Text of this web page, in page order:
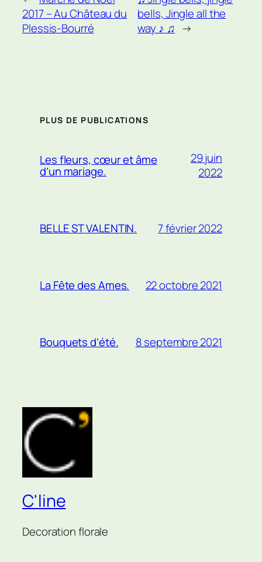
2017 – Au Château du
Plessis-Bourré
bells, Jingle all the
way ♪ ♫ →
PLUS DE PUBLICATIONS
Les fleurs, cœur et âme
d’un mariage.
29 juin
2022
BELLE ST VALENTIN. 7 février 2022
La Fête des Ames. 22 octobre 2021
Bouquets d’été. 8 septembre 2021
C'line
Decoration florale